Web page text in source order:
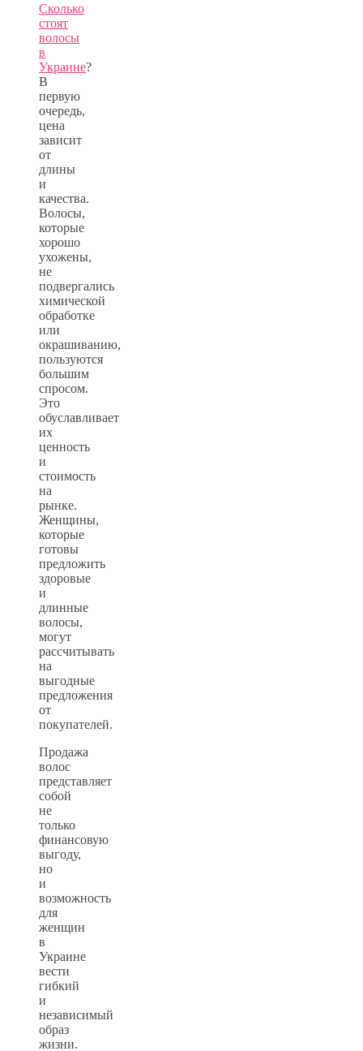
Сколько
стоят
волосы
в
Украине?
В
первую
очередь,
цена
зависит
от
длины
и
качества.
Волосы,
которые
хорошо
ухожены,
не
подвергались
химической
обработке
или
окрашиванию,
пользуются
большим
спросом.
Это
обуславливает
их
ценность
и
стоимость
на
рынке.
Женщины,
которые
готовы
предложить
здоровые
и
длинные
волосы,
могут
рассчитывать
на
выгодные
предложения
от
покупателей.
Продажа
волос
представляет
собой
не
только
финансовую
выгоду,
но
и
возможность
для
женщин
в
Украине
вести
гибкий
и
независимый
образ
жизни.